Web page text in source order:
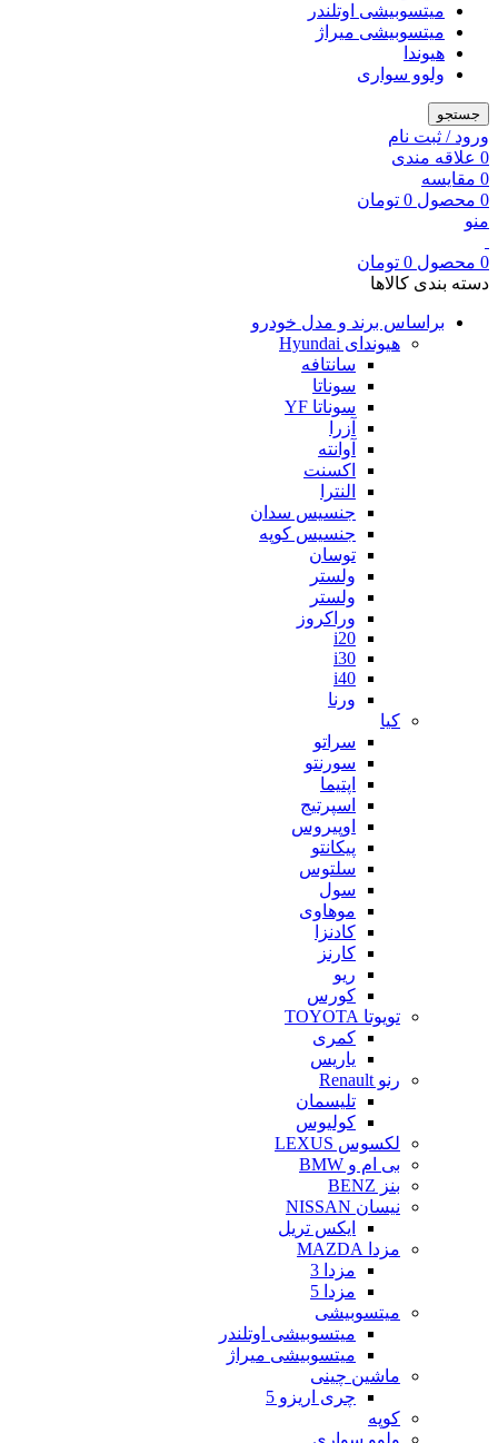
میتسوبیشی اوتلندر
میتسوبیشی میراژ
هیوندا
ولوو سواری
جستجو
ورود / ثبت نام
0 علاقه مندی
0 مقایسه
0 محصول 0 تومان
منو
0 محصول 0 تومان
دسته بندی کالاها
براساس برند و مدل خودرو
هیوندای Hyundai
سانتافه
سوناتا
سوناتا YF
آزرا
آوانته
اکسنت
النترا
جنسیس سدان
جنسیس کوپه
توسان
ولستر
ولستر
وراکروز
i20
i30
i40
ورنا
کیا
سراتو
سورنتو
اپتیما
اسپرتیج
اوپیروس
پیکانتو
سلتوس
سول
موهاوی
کادنزا
کارنز
ریو
کورس
تویوتا TOYOTA
کمری
یاریس
رنو Renault
تلیسمان
کولیوس
لکسوس LEXUS
بی ام و BMW
بنز BENZ
نیسان NISSAN
ایکس تریل
مزدا MAZDA
مزدا 3
مزدا 5
میتسوبیشی
میتسوبیشی اوتلندر
میتسوبیشی میراژ
ماشین چینی
چری اریزو 5
کوپه
ولوو سواری